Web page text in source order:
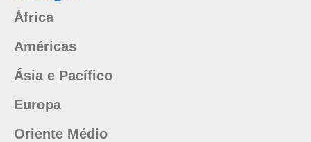
África
Américas
Ásia e Pacífico
Europa
Oriente Médio